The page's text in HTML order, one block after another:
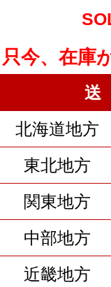
只今、在庫
北海道地方
東北地方
関東地方
中部地方
近畿地方